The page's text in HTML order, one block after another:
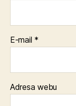
E-mail *
Adresa webu